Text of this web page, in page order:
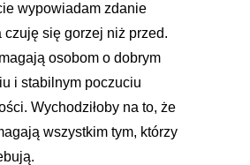
wypowiadam zdanie
czuję się gorzej niż przed.
osobom o dobrym
i stabilnym poczuciu
Wychodziłoby na to, że
wszystkim tym, którzy